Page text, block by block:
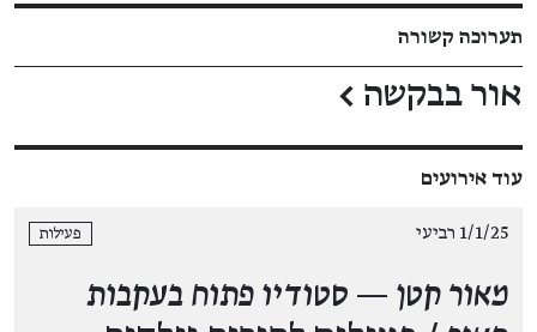
תערוכה קשורה
אור בבקשה ←
עוד אירועים
1/1/25 רביעי פעילות
מאור קטן — סטודיו פתוח בעקבות